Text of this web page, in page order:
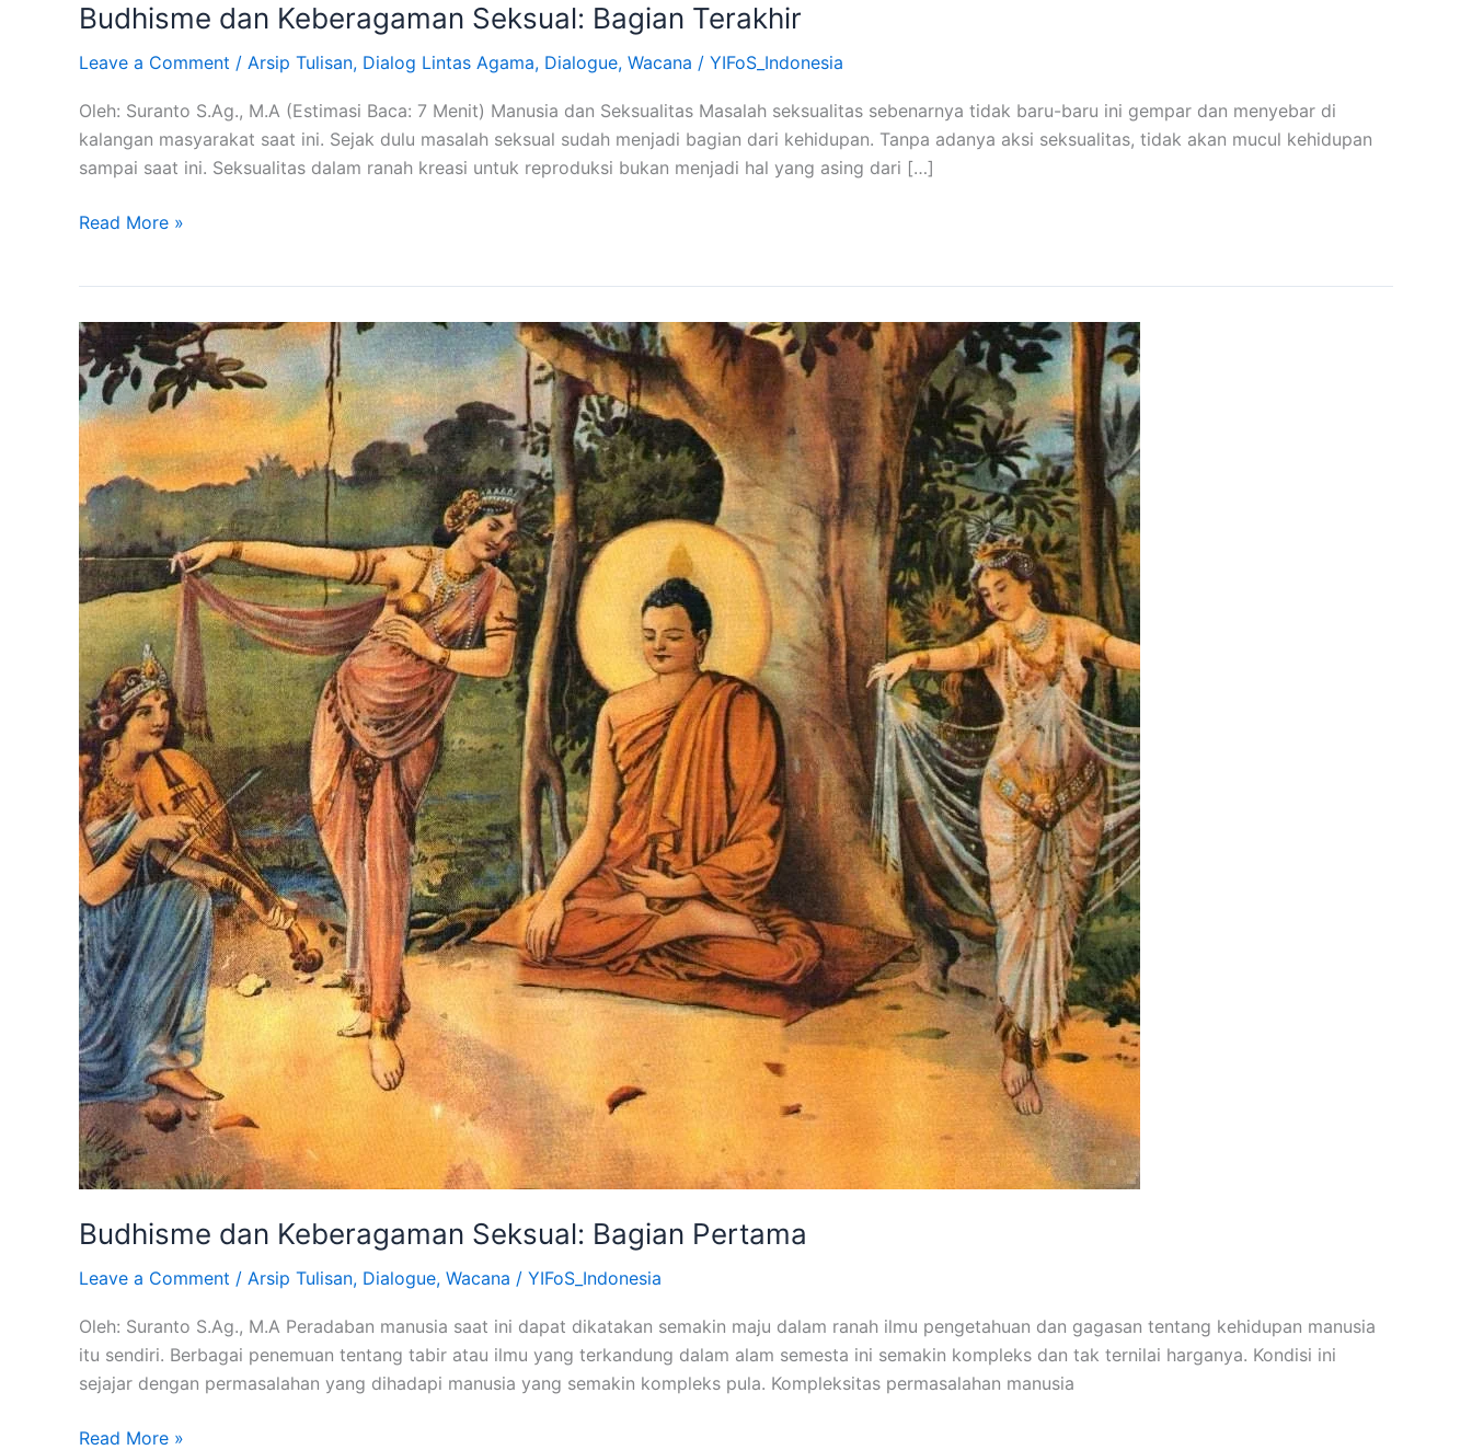
Budhisme dan Keberagaman Seksual: Bagian Terakhir
Leave a Comment / Arsip Tulisan, Dialog Lintas Agama, Dialogue, Wacana / YIFoS_Indonesia
Oleh: Suranto S.Ag., M.A (Estimasi Baca: 7 Menit) Manusia dan Seksualitas Masalah seksualitas sebenarnya tidak baru-baru ini gempar dan menyebar di
kalangan masyarakat saat ini. Sejak dulu masalah seksual sudah menjadi bagian dari kehidupan. Tanpa adanya aksi seksualitas, tidak akan mucul kehidupan
sampai saat ini. Seksualitas dalam ranah kreasi untuk reproduksi bukan menjadi hal yang asing dari […]
Read More »
Budhisme dan Keberagaman Seksual: Bagian Pertama
Leave a Comment / Arsip Tulisan, Dialogue, Wacana / YIFoS_Indonesia
Oleh: Suranto S.Ag., M.A Peradaban manusia saat ini dapat dikatakan semakin maju dalam ranah ilmu pengetahuan dan gagasan tentang kehidupan manusia
itu sendiri. Berbagai penemuan tentang tabir atau ilmu yang terkandung dalam alam semesta ini semakin kompleks dan tak ternilai harganya. Kondisi ini
sejajar dengan permasalahan yang dihadapi manusia yang semakin kompleks pula. Kompleksitas permasalahan manusia
Budhisme
dan
Keberagaman
Seksual:
Bagian
Pertama
Read More »